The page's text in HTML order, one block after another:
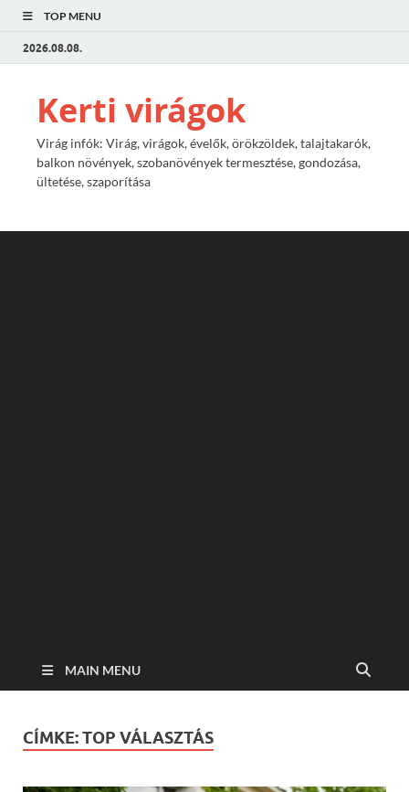
TOP MENU
2026.08.08.
Kerti virágok
Virág infók: Virág, virágok, évelők, örökzöldek, talajtakarók,
balkon növények, szobanövények termesztése, gondozása,
ültetése, szaporítása
MAIN MENU
CÍMKE:TOP VÁLASZTÁS